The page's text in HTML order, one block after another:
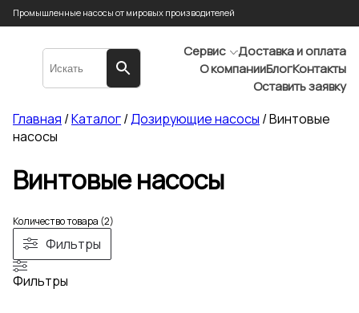
Промышленные насосы от мировых производителей
Сервис
Доставка и оплата
О компанииБлогКонтакты
Оставить заявку
Главная /Каталог/Дозирующие насосы / Винтовые
насосы
Винтовые насосы
Количество товара (2)
Фильтры
Фильтры